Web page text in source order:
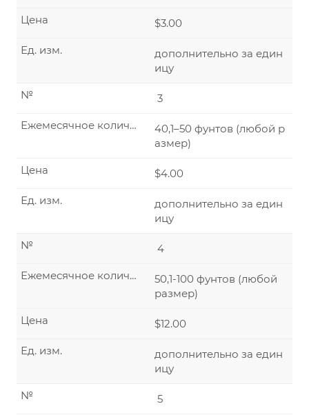
$3.00
Цена
дополнительно за един
ицу
Ед. изм.
3
№
40,1–50 фунтов (любой р
азмер)
Ежемесячное количество
$4.00
Цена
дополнительно за един
ицу
Ед. изм.
4
№
50,1-100 фунтов (любой
размер)
Ежемесячное количество
$12.00
Цена
дополнительно за един
ицу
Ед. изм.
5
№